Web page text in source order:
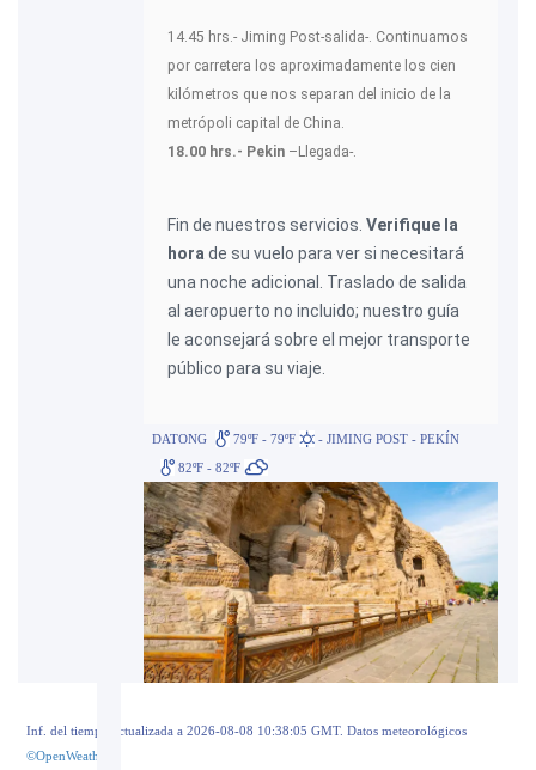
14.45 hrs.- Jiming Post-salida-. Continuamos
por carretera los aproximadamente los cien
kilómetros que nos separan del inicio de la
metrópoli capital de China.
18.00 hrs.- Pekin –Llegada-.
Fin de nuestros servicios. Verifique la
hora de su vuelo para ver si necesitará
una noche adicional. Traslado de salida
al aeropuerto no incluido; nuestro guía
le aconsejará sobre el mejor transporte
público para su viaje.
DATONG 79ºF - 79ºF
- JIMING POST - PEKÍN
82ºF - 82ºF
Inf. del tiempo actualizada a 2026-08-08 10:38:05 GMT. Datos meteorológicos
©OpenWeather